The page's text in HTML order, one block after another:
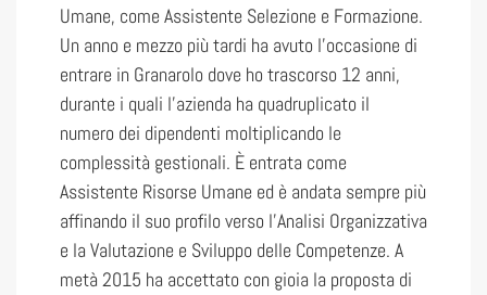
Umane, come Assistente Selezione e Formazione.
Un anno e mezzo più tardi ha avuto l’occasione di
entrare in Granarolo dove ho trascorso 12 anni,
durante i quali l’azienda ha quadruplicato il
numero dei dipendenti moltiplicando le
complessità gestionali. È entrata come
Assistente Risorse Umane ed è andata sempre più
affinando il suo profilo verso l’Analisi Organizzativa
e la Valutazione e Sviluppo delle Competenze. A
metà 2015 ha accettato con gioia la proposta di